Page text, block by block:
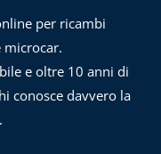
per ricambi
e oltre 10 anni di
conosce davvero la